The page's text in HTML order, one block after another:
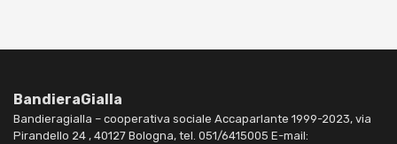
BandieraGialla
Bandieragialla – cooperativa sociale Accaparlante 1999-2023, via
Pirandello 24 , 40127 Bologna, tel. 051/6415005 E-mail: